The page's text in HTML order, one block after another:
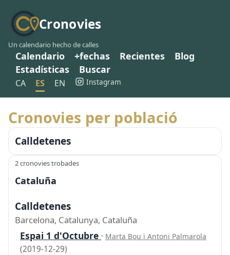
Cronovies
Un calendario hecho de calles
Calendario +fechas Recientes
Blog
Estadísticas
Buscar
CA ES EN Instagram
Cronovies per població
Calldetenes
2 cronovies trobades
Cataluña
Calldetenes
Barcelona, Catalunya, Cataluña
Espai 1 d'Octubre · Marta Bou i Antoni Palmarola
(2019-12-29)